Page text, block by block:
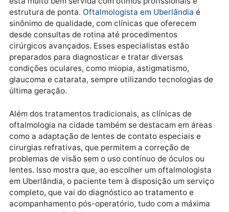
Oftalmologia em
Uberlândia: cuidados
a visão em foco
Quando se trata de cuidados com a visão,
está muito bem servida com ótimos profissionais e
sinônimo de qualidade, com clínicas que oferecem
desde consultas de rotina até procedimentos
cirúrgicos avançados. Esses especialistas estão
preparados para diagnosticar e tratar diversas
condições oculares, como miopia, astigmatismo,
glaucoma e catarata, sempre utilizando tecnologias
última geração.